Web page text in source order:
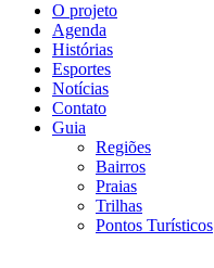
O projeto
Agenda
Histórias
Esportes
Notícias
Contato
Guia
Regiões
Bairros
Praias
Trilhas
Pontos Turísticos